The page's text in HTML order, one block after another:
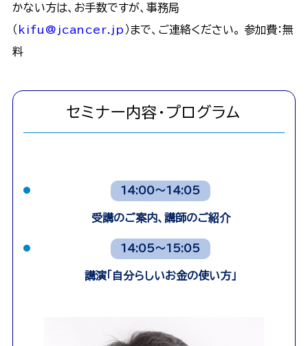
かない方は、お手数ですが、事務局
（ kifu@jcancer.jp ）まで、ご連絡ください。 参加費：無
料
セミナー内容・プログラム
14:00〜14:05
受講のご案内、講師のご紹介
14:05〜15:05
講演「自分らしいお金の使い方」